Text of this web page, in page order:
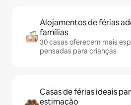
Alojamentos de férias
famílias
30 casas oferecem mais
pensadas para crianças
Casas de férias ideais
estimação